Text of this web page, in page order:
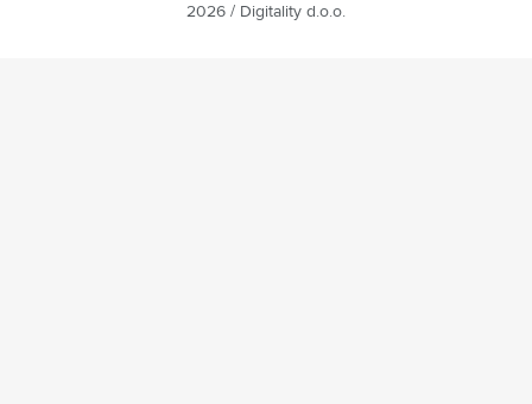
2026 / Digitality d.o.o.